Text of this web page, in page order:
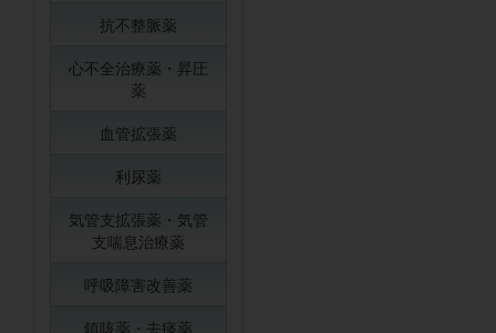
抗不整脈薬
心不全治療薬・昇圧
薬
血管拡張薬
利尿薬
気管支拡張薬・気管
支喘息治療薬
呼吸障害改善薬
鎮咳薬・去痰薬